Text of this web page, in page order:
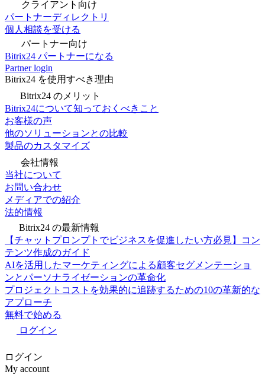
クライアント向け
パートナーディレクトリ
個人相談を受ける
パートナー向け
Bitrix24 パートナーになる
Partner login
Bitrix24 を使用すべき理由
Bitrix24 のメリット
Bitrix24について知っておくべきこと
お客様の声
他のソリューションとの比較
製品のカスタマイズ
会社情報
当社について
お問い合わせ
メディアでの紹介
法的情報
Bitrix24 の最新情報
【チャットプロンプトでビジネスを促進したい方必見】コン
テンツ作成のガイド
AIを活用したマーケティングによる顧客セグメンテーショ
ンとパーソナライゼーションの革命化
プロジェクトコストを効果的に追跡するための10の革新的な
アプローチ
無料で始める
ログイン
ログイン
My account